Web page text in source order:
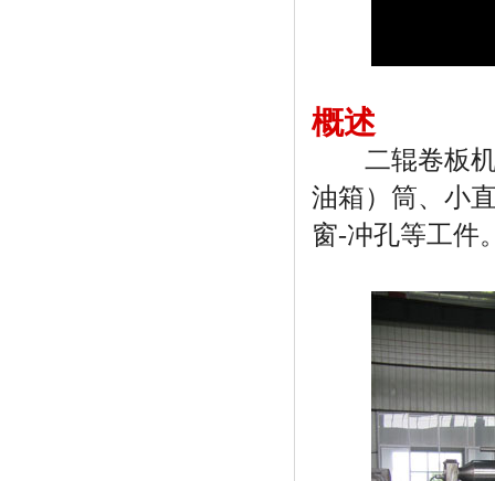
概述
二辊卷板机
油箱）筒、小
窗-冲孔等工件